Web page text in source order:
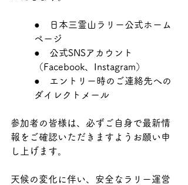
●　日本三霊山ラリー公式ホーム
ページ
●　公式SNSアカウント
（Facebook、Instagram）
●　エントリー時のご連絡先への
ダイレクトメール
参加者の皆様は、必ずご自身で最新情
報をご確認いただきますようお願い申
し上げます。
天候の変化に伴い、安全なラリー運営